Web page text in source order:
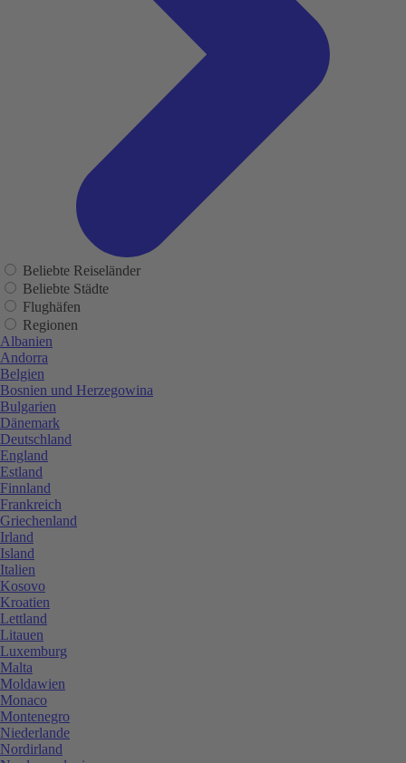
Beliebte Reiseländer
Beliebte Städte
Flughäfen
Regionen
Albanien
Andorra
Belgien
Bosnien und Herzegowina
Bulgarien
Dänemark
Deutschland
England
Estland
Finnland
Frankreich
Griechenland
Irland
Island
Italien
Kosovo
Kroatien
Lettland
Litauen
Luxemburg
Malta
Moldawien
Monaco
Montenegro
Niederlande
Nordirland